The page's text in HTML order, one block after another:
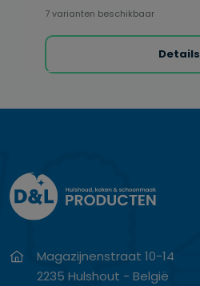
7 varianten beschikbaar
Details
Magazijnenstraat 10-14
2235 Hulshout - België